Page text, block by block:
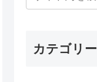
カテゴリー